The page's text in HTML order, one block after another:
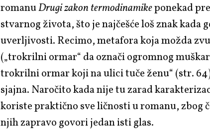
romanuDrugi zakon termodinamikeponekad
stvarnog života, što je najčešće loš znak kada
uverljivosti. Recimo, metafora koja možda
(„trokrilni ormar“ da označi ogromnog
trokrilni ormar koji na ulici tuče ženu“ (str.
sjajna. Naročito kada nije tu zarad
koriste praktično sve ličnosti u romanu, zbog
njih zapravo govori jedan isti glas.